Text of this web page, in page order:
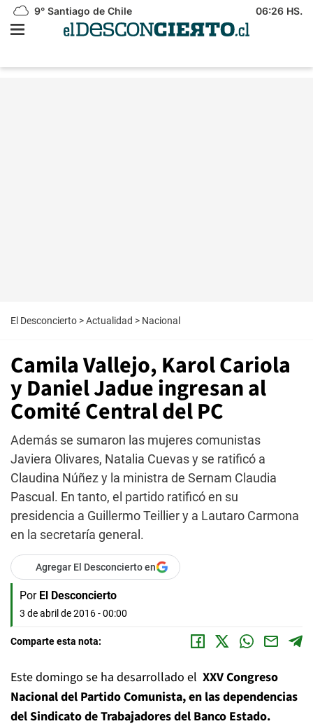
9° Santiago de Chile 06:26 HS.
El Desconcierto >Actualidad > Nacional
Camila Vallejo, Karol Cariola
y Daniel Jadue ingresan al
Comité Central del PC
Además se sumaron las mujeres comunistas
Javiera Olivares, Natalia Cuevas y se ratificó a
Claudina Núñez y la ministra de Sernam Claudia
Pascual. En tanto, el partido ratificó en su
presidencia a Guillermo Teillier y a Lautaro Carmona
en la secretaría general.
Agregar El Desconcierto en
Por El Desconcierto
3 de abril de 2016 - 00:00
Comparte esta nota:
Este domingo se ha desarrollado el XXV Congreso
Nacionaldel Partido Comunista, en las dependencias
del Sindicato de Trabajadores del Banco Estado.